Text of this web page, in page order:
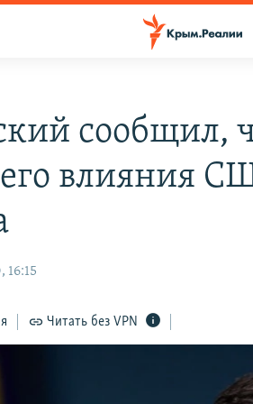
сообщил,
влияния
16:15
Читать без VPN